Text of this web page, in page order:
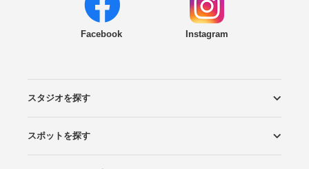
Facebook Instagram
スタジオを探す
エリアから探す
こだわりから探す
NEW PHOTO STYLE
プランから探す
フォトタイプ診断
フォトグラファーから探す
国内リゾートから探す
スポットを探す